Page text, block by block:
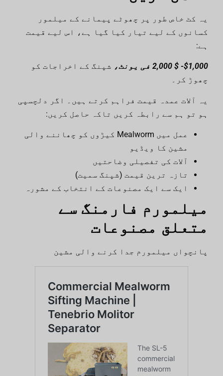
یہ کٹ خاص طور پر چھوٹے پیمانے کے میلمور
کسانوں کے لیے تیار کیا گیا ہے، اس لیے قیمت
ہے:
$1,000- $ 2,000 فی یونٹ،
شپنگ کے اخراجات کو
چھوڑ کر ۔
یہ آلات عمدہ قیمت فراہم کرتے ہیں۔ اگر دلچسپی
ہو تو ہم سے رابطہ کریں تاکہ حاصل کریں:
عمل میں Mealworm کیڑوں کو چھاننے والی
مشین کا ویڈیو
آلات کی تفصیلی وضاحتیں
تازہ ترین قیمت (شپنگ سمیت)
ایک سے ایک مصنوعات کے انتخاب کے مشورہ
میلمورم فارمنگ سے
متعلق مصنوعات
پانچواں میلمورم جدا کرنے والی مشین